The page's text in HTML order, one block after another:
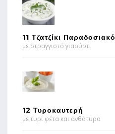
11 Τζατζίκι Παραδοσιακό
με στραγγιστό γιαούρτι
12 Τυροκαυτερή
με τυρί φέτα και ανθότυρο